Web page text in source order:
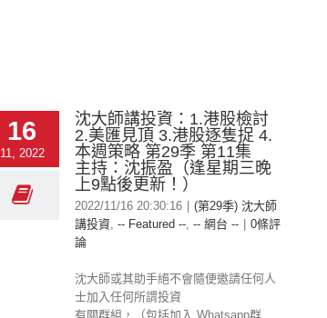
16
11, 2022
沈大師講投資：1.港股檢討
2.美匯見頂 3.港股逐隻捉 4.
本週策略 第29季 第11集
主持：沈振盈（逢星期三晚
上9點後更新！）
2022/11/16 20:30:16
(第29季) 沈大師
講投資, -- Featured --, -- 網台 --
0條評
論
沈大師或其助手絕不會隨便邀請任何人
士加入任何所謂投資
有關群組，（包括加入 Whatsapp群